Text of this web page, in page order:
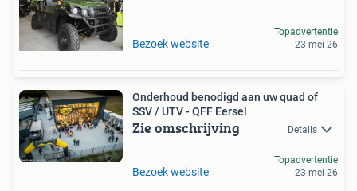
Bezoek website
Topadvertentie
23 mei 26
Onderhoud benodigd aan uw quad of
SSV / UTV - QFF Eersel
Zie omschrijving Details
Bezoek website
Topadvertentie
23 mei 26